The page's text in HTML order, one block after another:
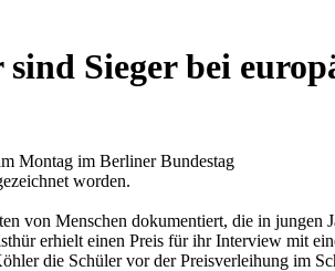
Sieger bei
Montag im Berliner Bundestag
worden.
von Menschen dokumentiert, die in jungen
erhielt einen Preis für ihr Interview mit
die Schüler vor der Preisverleihung im